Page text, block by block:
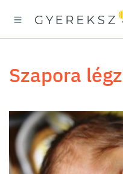
szapora